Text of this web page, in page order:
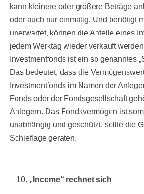
kann kleinere oder größere Beträge
oder auch nur einmalig. Und benötigt
unerwartet, können die Anteile eines
jedem Werktag wieder verkauft
Investmentfonds ist ein so genanntes
Das bedeutet, dass die
Investmentfonds im Namen der
Fonds oder der Fondsgesellschaft
Anlegern. Das Fondsvermögen ist
unabhängig und geschützt, sollte die
Schieflage geraten.
„Income“ rechnet sich